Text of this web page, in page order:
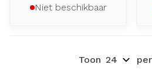
Niet beschikbaar
Toon